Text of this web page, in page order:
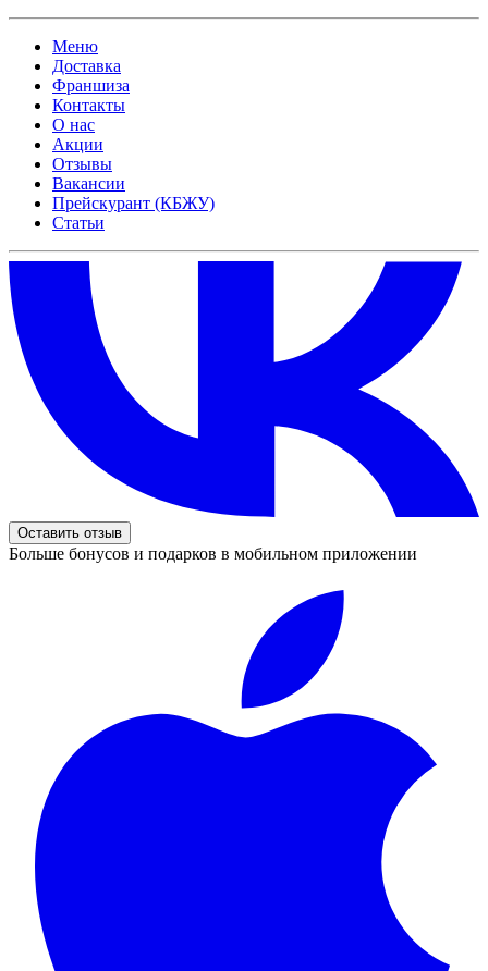
Меню
Доставка
Франшиза
Контакты
О нас
Акции
Отзывы
Вакансии
Прейскурант (КБЖУ)
Статьи
Оставить отзыв
Больше бонусов и подарков в мобильном приложении